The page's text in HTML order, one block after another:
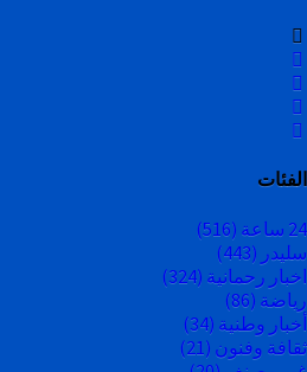
الفئات
24 ساعة
(516)
سليدر (443)
اخبار رحمانية (324)
رياضة (86)
أخبار وطنية (34)
ثقافة وفنون (21)